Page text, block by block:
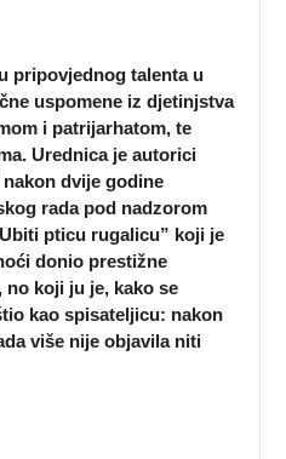
pripovjednog talenta u
uspomene iz djetinjstva
i patrijarhatom, te
Urednica je autorici
dvije godine
rada pod nadzorom
pticu rugalicu” koji je
donio prestižne
no koji ju je, kako se
kao spisateljicu: nakon
više nije objavila niti